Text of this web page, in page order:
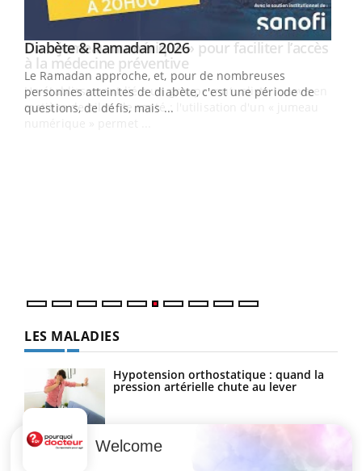
Youtube
Diabète & Ramadan 2026Youtube
Le Ramadan approche, et, pour de nombreuses
personnes atteintes de diabète, c'est une période de
questions, de défis, mais ...
Youtube
Un « jumeau numérique » pour faciliter l’accès
à la médecine préventiveYoutube
Un établissement lié à un groupe mutualiste innove en
matière de bilan de santé : l'utilisation d'un « jumeau
LES MALADIES
Hypotension orthostatique : quand la
pression artérielle chute au lever
Drépanocytose : une déformation des
globules rouges aux conséquences
Welcome